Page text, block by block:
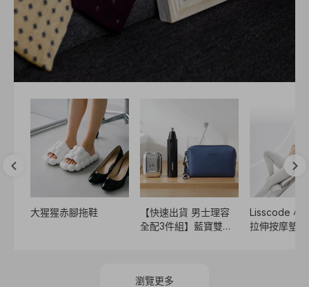
大猩猩赤腳拖鞋
【快速出貨 男士理容
全配3件組】藍寶雙頭
Lisscode 小
拉伸按摩墊
瀏覽更多
🎩